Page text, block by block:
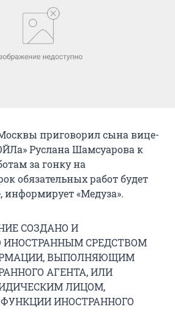
приговорил сына вице-
Руслана Шамсуарова к
за гонку на
обязательных работ будет
информирует «Медуза».
СОЗДАНО И
ИНОСТРАННЫМ СРЕДСТВОМ
ВЫПОЛНЯЮЩИМ
АГЕНТА, ИЛИ
ЛИЦОМ,
ИНОСТРАННОГО